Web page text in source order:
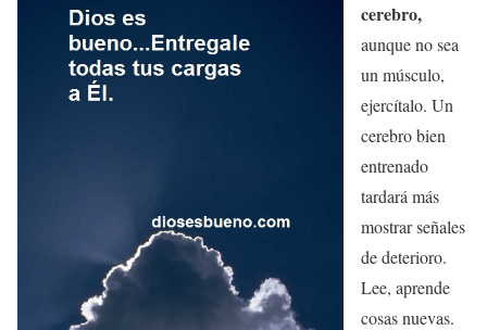
cerebro,
aunque no sea
un músculo,
ejercítalo. Un
cerebro bien
entrenado
tardará más
mostrar señales
de deterioro.
Lee, aprende
cosas nuevas.